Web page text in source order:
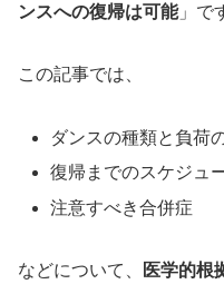
ンスへの復帰は可能」で
この記事では、
ダンスの種類と負荷
復帰までのスケジュ
注意すべき合併症
などについて、
医学的根